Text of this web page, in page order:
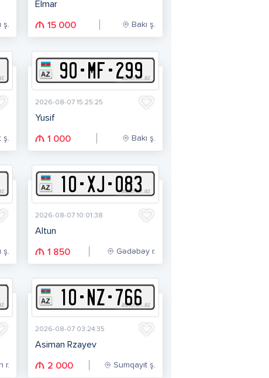
ş.
Elmar
15 000 Bakı ş.
ş.
90-MF-299
2026-08-07 15:25:25
Yusif
1 000 Bakı ş.
ş.
10-XJ-083
2026-08-07 10:01:38
Altun
1 850 Gədəbəy r.
r.
10-NZ-766
2026-08-07 03:24:35
Asiman Rzayev
2 000 Sumqayıt ş.